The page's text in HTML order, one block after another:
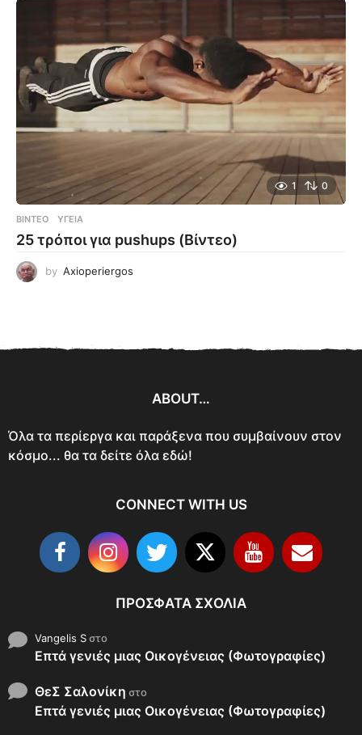
1 0
ΒΊΝΤΕΟ ΥΓΕΊΑ
25 τρόποι για pushups (Βίντεο)
by Axioperiergos
ABOUT…
Όλα τα περίεργα και παράξενα που συμβαίνουν στον
κόσμο... θα τα δείτε όλα εδώ!
CONNECT WITH US
ΠΡΌΣΦΑΤΑ ΣΧΌΛΙΑ
Vangelis Sστο
Επτά γενιές μιας Οικογένειας (Φωτογραφίες)
ΘεΣ Σαλονίκη στο
Επτά γενιές μιας Οικογένειας (Φωτογραφίες)